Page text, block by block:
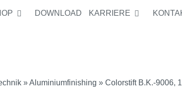
DOWNLOAD KARRIERE
»Aluminiumfinishing » Colorstift B.K.-9006,